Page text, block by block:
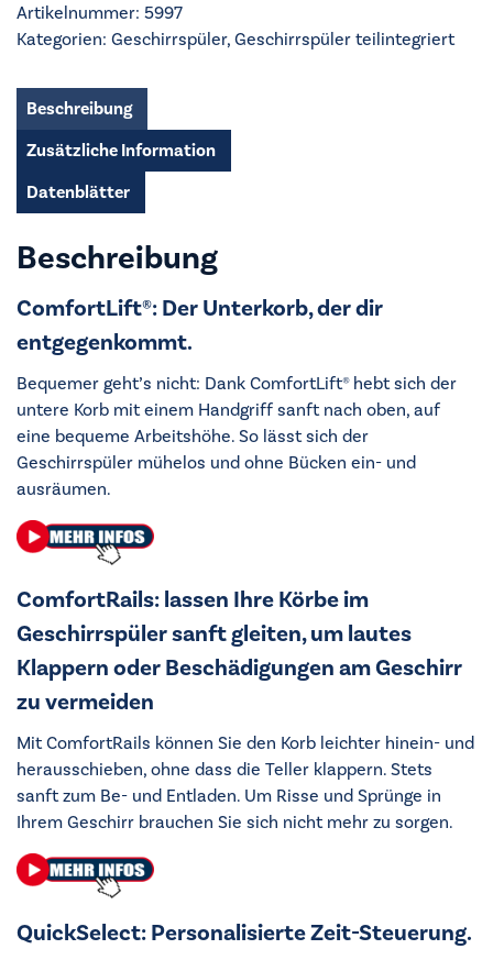
FEE96807PM
ComfortLift
Artikelnummer: 5997
Kategorien: Geschirrspüler, Geschirrspüler teilintegriert
Beschreibung
Zusätzliche Information
Datenblätter
Beschreibung
ComfortLift®: Der Unterkorb, der dir
entgegenkommt.
Bequemer geht’s nicht: Dank ComfortLift® hebt sich der
untere Korb mit einem Handgriff sanft nach oben, auf
eine bequeme Arbeitshöhe. So lässt sich der
Geschirrspüler mühelos und ohne Bücken ein- und
ausräumen.
ComfortRails: lassen Ihre Körbe im
Geschirrspüler sanft gleiten, um lautes
Klappern oder Beschädigungen am Geschirr
zu vermeiden
Mit ComfortRails können Sie den Korb leichter hinein- und
herausschieben, ohne dass die Teller klappern. Stets
sanft zum Be- und Entladen. Um Risse und Sprünge in
Ihrem Geschirr brauchen Sie sich nicht mehr zu sorgen.
QuickSelect: Personalisierte Zeit-Steuerung.